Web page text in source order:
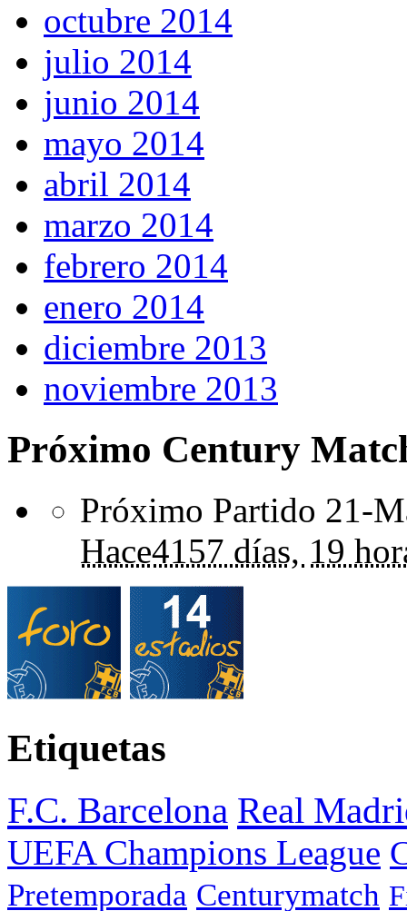
octubre 2014
julio 2014
junio 2014
mayo 2014
abril 2014
marzo 2014
febrero 2014
enero 2014
diciembre 2013
noviembre 2013
Próximo Century
Próximo Partido 21-
Hace4157 días, 19
Etiquetas
F.C. Barcelona Real
UEFA Champions League
Pretemporada Centurymatch